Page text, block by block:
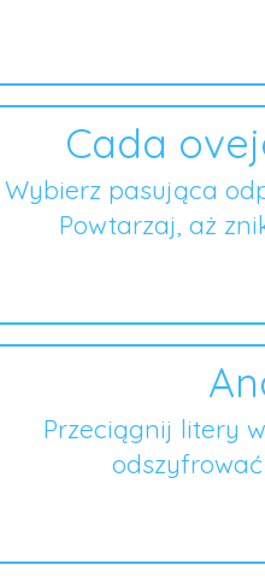
Cada
Wybierz pasująca
Powtarzaj, aż
Przeciągnij litery
odszyfrować